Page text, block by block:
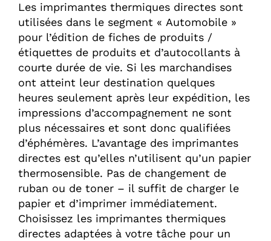
Les imprimantes thermiques directes sont
utilisées dans le segment « Automobile »
pour l’édition de fiches de produits /
étiquettes de produits et d’autocollants à
courte durée de vie. Si les marchandises
ont atteint leur destination quelques
heures seulement après leur expédition, les
impressions d’accompagnement ne sont
plus nécessaires et sont donc qualifiées
d’éphémères. L’avantage des imprimantes
directes est qu’elles n’utilisent qu’un papier
thermosensible. Pas de changement de
ruban ou de toner – il suffit de charger le
papier et d’imprimer immédiatement.
Choisissez les imprimantes thermiques
directes adaptées à votre tâche pour un